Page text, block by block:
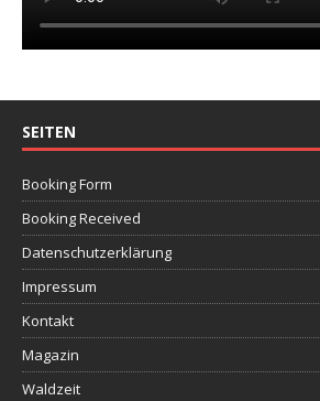
SEITEN
Booking Form
Booking Received
Datenschutzerklärung
Impressum
Kontakt
Magazin
Waldzeit